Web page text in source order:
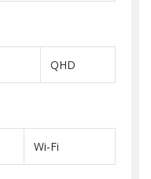
QHD
Wi-Fi